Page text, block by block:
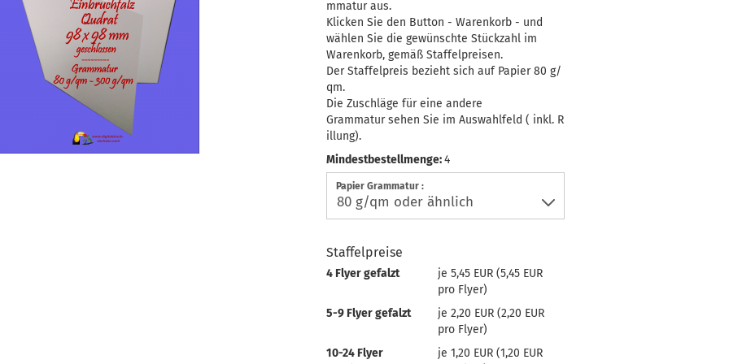
mmatur aus.
Klicken Sie den Button - Warenkorb - und
wählen Sie die gewünschte Stückzahl im
Warenkorb, gemäß Staffelpreisen.
Der Staffelpreis bezieht sich auf Papier 80 g/
qm.
Die Zuschläge für eine andere
Grammatur sehen Sie im Auswahlfeld ( inkl. R
illung).
Mindestbestellmenge:4
Papier Grammatur :
Staffelpreise
4 Flyer gefalzt
je 5,45 EUR (5,45 EUR
pro Flyer)
5-9 Flyer gefalzt
je 2,20 EUR (2,20 EUR
pro Flyer)
10-24 Flyer
je 1,20 EUR (1,20 EUR